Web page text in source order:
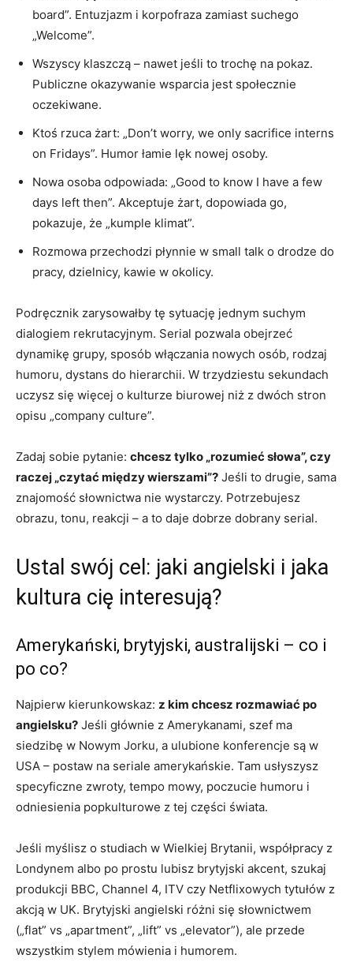
board”. Entuzjazm i korpofraza zamiast suchego
„Welcome”.
Wszyscy klaszczą – nawet jeśli to trochę na pokaz.
Publiczne okazywanie wsparcia jest społecznie
oczekiwane.
Ktoś rzuca żart: „Don’t worry, we only sacrifice interns
on Fridays”. Humor łamie lęk nowej osoby.
Nowa osoba odpowiada: „Good to know I have a few
days left then”. Akceptuje żart, dopowiada go,
pokazuje, że „kumple klimat”.
Rozmowa przechodzi płynnie w small talk o drodze do
pracy, dzielnicy, kawie w okolicy.
Podręcznik zarysowałby tę sytuację jednym suchym
dialogiem rekrutacyjnym. Serial pozwala obejrzeć
dynamikę grupy, sposób włączania nowych osób, rodzaj
humoru, dystans do hierarchii. W trzydziestu sekundach
uczysz się więcej o kulturze biurowej niż z dwóch stron
opisu „company culture”.
Zadaj sobie pytanie: chcesz tylko „rozumieć słowa”, czy
raczej „czytać między wierszami”? Jeśli to drugie, sama
znajomość słownictwa nie wystarczy. Potrzebujesz
obrazu, tonu, reakcji – a to daje dobrze dobrany serial.
Ustal swój cel: jaki angielski i jaka
kultura cię interesują?
Amerykański, brytyjski, australijski – co i
po co?
Najpierw kierunkowskaz: z kim chcesz rozmawiać po
angielsku? Jeśli głównie z Amerykanami, szef ma
siedzibę w Nowym Jorku, a ulubione konferencje są w
USA – postaw na seriale amerykańskie. Tam usłyszysz
specyficzne zwroty, tempo mowy, poczucie humoru i
odniesienia popkulturowe z tej części świata.
Jeśli myślisz o studiach w Wielkiej Brytanii, współpracy z
Londynem albo po prostu lubisz brytyjski akcent, szukaj
produkcji BBC, Channel 4, ITV czy Netflixowych tytułów z
akcją w UK. Brytyjski angielski różni się słownictwem
(„flat” vs „apartment”, „lift” vs „elevator”), ale przede
wszystkim stylem mówienia i humorem.